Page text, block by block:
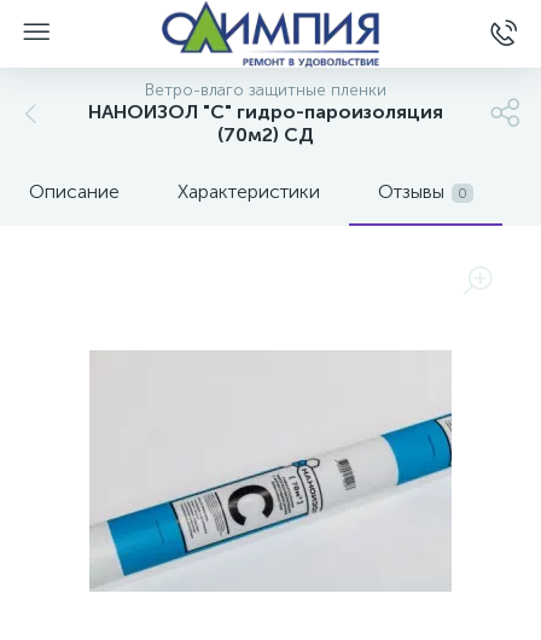
Ветро-влаго защитные пленки
НАНОИЗОЛ "C" гидро-пароизоляция
(70м2) СД
Описание Характеристики Отзывы 0